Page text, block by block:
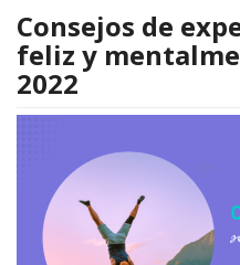
Consejos de
feliz y
2022